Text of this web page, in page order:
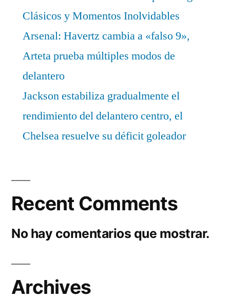
Clásicos y Momentos Inolvidables
Arsenal: Havertz cambia a «falso 9»,
Arteta prueba múltiples modos de
delantero
Jackson estabiliza gradualmente el
rendimiento del delantero centro, el
Chelsea resuelve su déficit goleador
Recent Comments
No hay comentarios que mostrar.
Archives